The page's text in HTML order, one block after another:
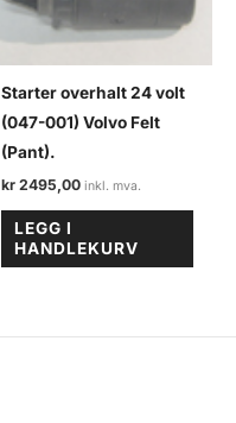
Starter overhalt 24 volt
(047-001) Volvo Felt
(Pant).
kr 2495,00
LEGG I
HANDLEKURV